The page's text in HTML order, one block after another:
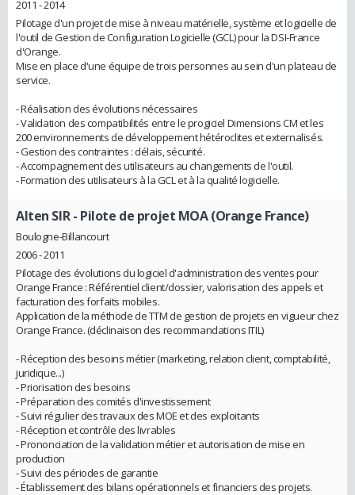
2011 - 2014
Pilotage d'un projet de mise à niveau matérielle, système et logicielle de
l'outil de Gestion de Configuration Logicielle (GCL) pour la DSI-France
d'Orange.
Mise en place d'une équipe de trois personnes au sein d'un plateau de
service.
- Réalisation des évolutions nécessaires
- Validation des compatibilités entre le progiciel Dimensions CM et les
200 environnements de développement hétéroclites et externalisés.
- Gestion des contraintes : délais, sécurité.
- Accompagnement des utilisateurs au changements de l'outil.
- Formation des utilisateurs à la GCL et à la qualité logicielle.
Alten SIR- Pilote de projet MOA (Orange France)
Boulogne-Billancourt
2006 - 2011
Pilotage des évolutions du logiciel d'administration des ventes pour
Orange France : Référentiel client/dossier, valorisation des appels et
facturation des forfaits mobiles.
Application de la méthode de TTM de gestion de projets en vigueur chez
Orange France. (déclinaison des recommandations ITIL)
- Réception des besoins métier (marketing, relation client, comptabilité,
juridique...)
- Priorisation des besoins
- Préparation des comités d'investissement
- Suivi régulier des travaux des MOE et des exploitants
- Réception et contrôle des livrables
- Prononciation de la validation métier et autorisation de mise en
production
- Suivi des périodes de garantie
- Établissement des bilans opérationnels et financiers des projets.